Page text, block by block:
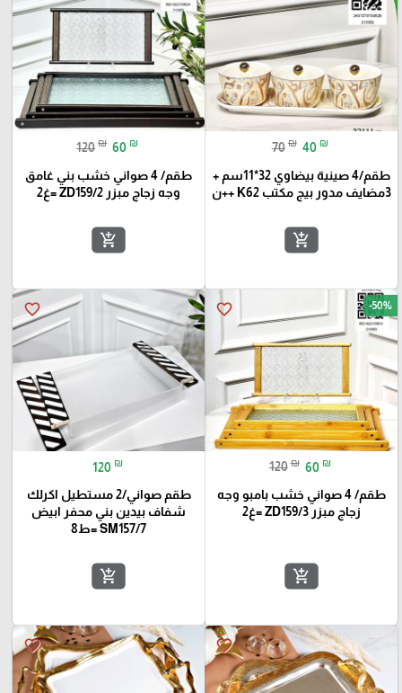
70 ₪ 40 ₪
طقم/4 صينية بيضاوي 32*11سم +
3مضايف مدور بيج مكتب K62 ++ن
add_shopping_cart
120 ₪ 60 ₪
طقم/ 4 صواني خشب بني غامق
وجه زجاج مبزر ZD159/2 =غ2
add_shopping_cart
favorite_border -50%
120 ₪ 60 ₪
طقم/ 4 صواني خشب بامبو وجه
زجاج مبزر ZD159/3 =غ2
add_shopping_cart
favorite_border
120 ₪
طقم صواني/2 مستطيل اكرلك
شفاف بيدين بني محفر ابيض
SM157/7 =ط8
add_shopping_cart
favorite_border
favorite_border